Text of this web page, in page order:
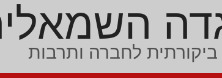
לחברה ותרבות